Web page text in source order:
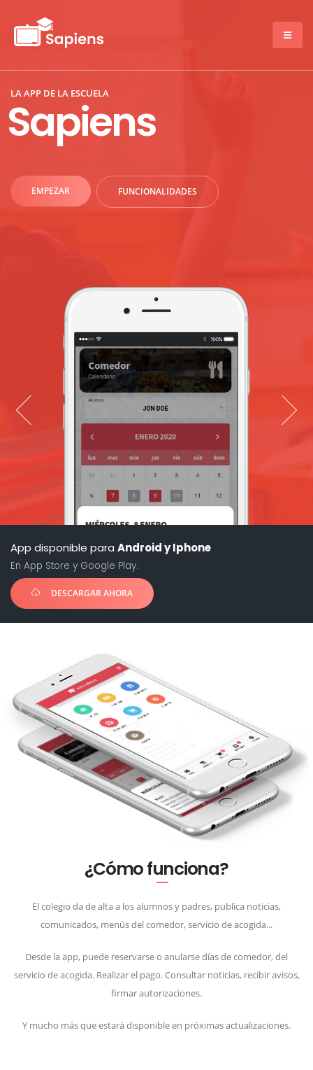
LA APP DE LA ESCUELA
Sapiens
EMPEZAR FUNCIONALIDADES
App disponible para Android y Iphone
En App Store y Google Play.
DESCARGAR AHORA
¿Cómo funciona?
El colegio da de alta a los alumnos y padres, publica noticias,
comunicados, menús del comedor, servicio de acogida...
Desde la app, puede reservarse o anularse días de comedor, del
servicio de acogida. Realizar el pago. Consultar noticias, recibir avisos,
firmar autorizaciones.
Y mucho más que estará disponible en próximas actualizaciones.